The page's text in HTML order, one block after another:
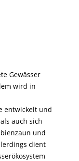
Gewässer
wird in
entwickelt und
auch sich
und
dient